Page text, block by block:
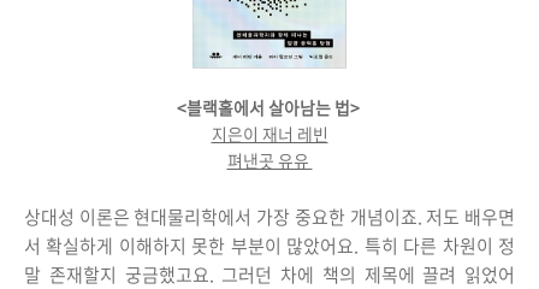
<블랙홀에서 살아남는 법>
지은이 재너 레빈
펴낸곳 유유
상대성 이론은 현대물리학에서 가장 중요한 개념이죠. 저도 배우면
서 확실하게 이해하지 못한 부분이 많았어요. 특히 다른 차원이 정
말 존재할지 궁금했고요. 그러던 차에 책의 제목에 끌려 읽었어